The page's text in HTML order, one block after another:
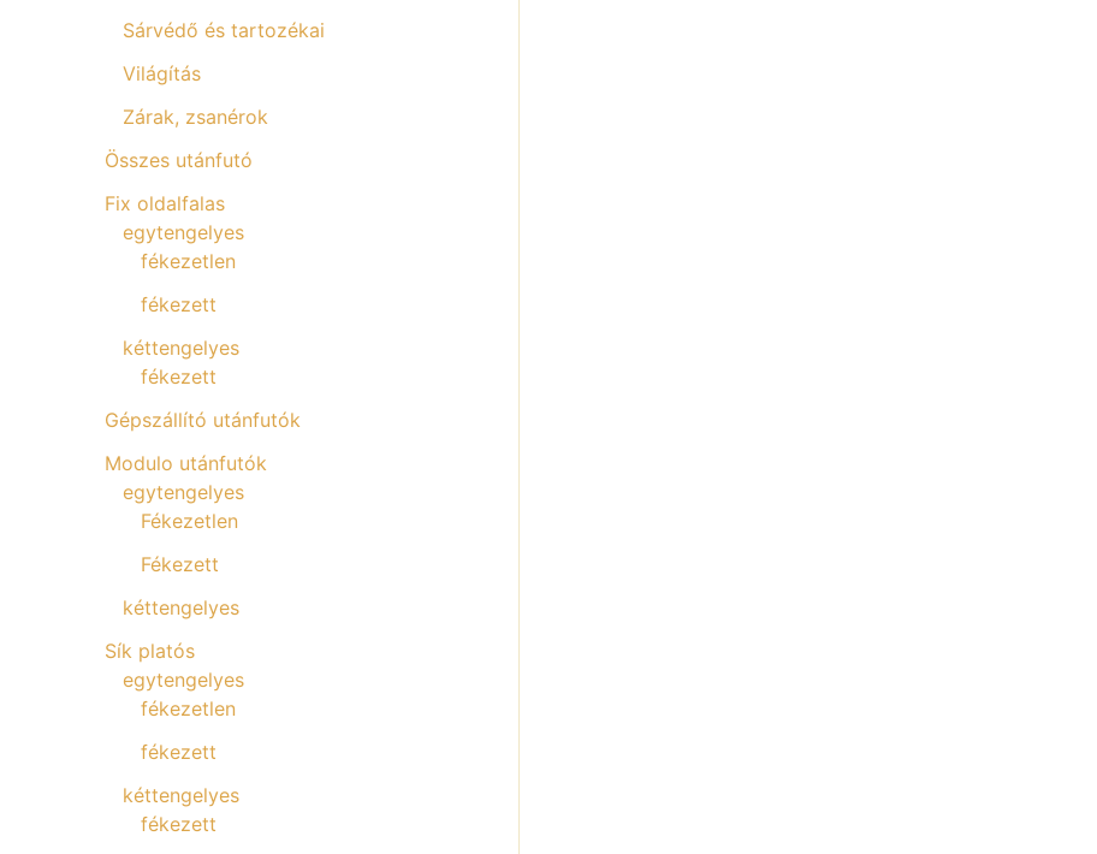
Sárvédő és tartozékai
Világítás
Zárak, zsanérok
Összes utánfutó
Fix oldalfalas
egytengelyes
fékezetlen
fékezett
kéttengelyes
fékezett
Gépszállító utánfutók
Modulo utánfutók
egytengelyes
Fékezetlen
Fékezett
kéttengelyes
Sík platós
egytengelyes
fékezetlen
fékezett
kéttengelyes
fékezett